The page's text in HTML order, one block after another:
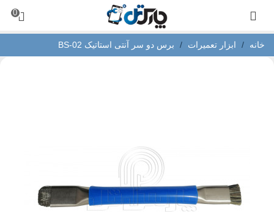
0
خانه / ابزار تعمیرات / برس دو سر آنتی استاتیک BS-02